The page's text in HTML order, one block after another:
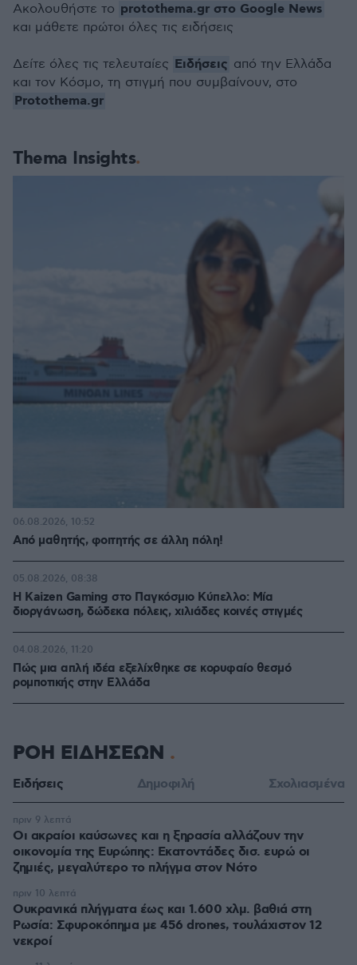
Thema Insights
Από μαθητής, φοιτητής σε άλλη πόλη!
06.08.2026, 10:52
H Kaizen Gaming στο Παγκόσμιο Kύπελλο: Μία
διοργάνωση, δώδεκα πόλεις, χιλιάδες κοινές στιγμές
05.08.2026, 08:38
Πώς μια απλή ιδέα εξελίχθηκε σε κορυφαίο θεσμό
ρομποτικής στην Ελλάδα
04.08.2026, 11:20
Ακολουθήστε το protothema.gr στο Google News
και μάθετε πρώτοι όλες τις ειδήσεις
Δείτε όλες τις τελευταίες Ειδήσεις από την Ελλάδα
και τον Κόσμο, τη στιγμή που συμβαίνουν, στο
Protothema.gr
ΡΟΗ ΕΙΔΗΣΕΩΝ
Ειδήσεις Δημοφιλή Σχολιασμένα
Οι ακραίοι καύσωνες και η ξηρασία αλλάζουν την
οικονομία της Ευρώπης: Εκατοντάδες δισ. ευρώ οι
ζημιές, μεγαλύτερο το πλήγμα στον Νότο
πριν 9 λεπτά
Ουκρανικά πλήγματα έως και 1.600 χλμ. βαθιά στη
Ρωσία: Σφυροκόπημα με 456 drones, τουλάχιστον 12
νεκροί
πριν 10 λεπτά